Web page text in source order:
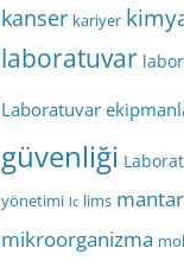
kanser kariyer
laboratuvar
Laboratuvar
güvenliği
yönetimi lc lims mantar
mikroorganizma